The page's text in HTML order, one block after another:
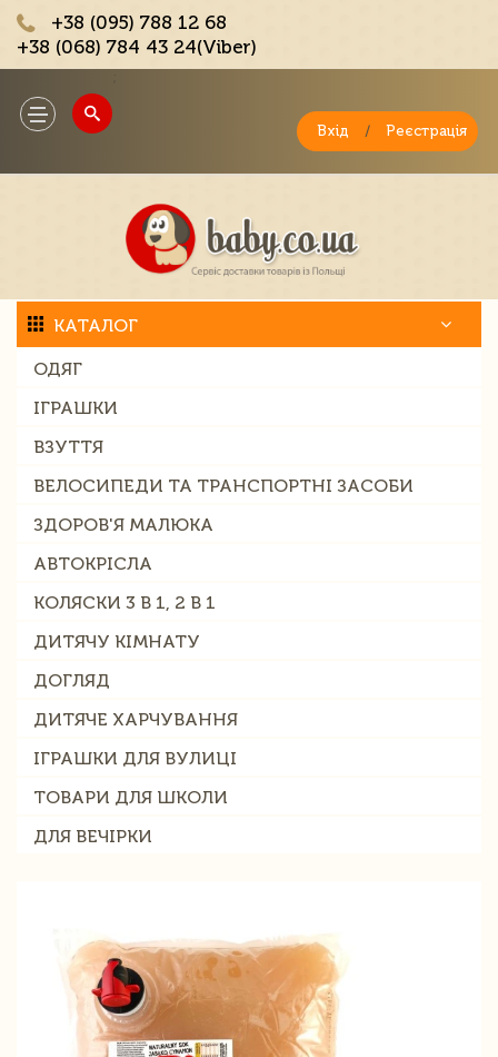
+38 (095) 788 12 68
+38 (068) 784 43 24(Viber)
Toggle
navigation
Вхід / Реєстрація
КАТАЛОГ
ОДЯГ
ІГРАШКИ
ВЗУТТЯ
ВЕЛОСИПЕДИ ТА ТРАНСПОРТНІ ЗАСОБИ
ЗДОРОВ'Я МАЛЮКА
АВТОКРІСЛА
КОЛЯСКИ 3 В 1, 2 В 1
ДИТЯЧУ КІМНАТУ
ДОГЛЯД
ДИТЯЧЕ ХАРЧУВАННЯ
ІГРАШКИ ДЛЯ ВУЛИЦІ
ТОВАРИ ДЛЯ ШКОЛИ
ДЛЯ ВЕЧІРКИ